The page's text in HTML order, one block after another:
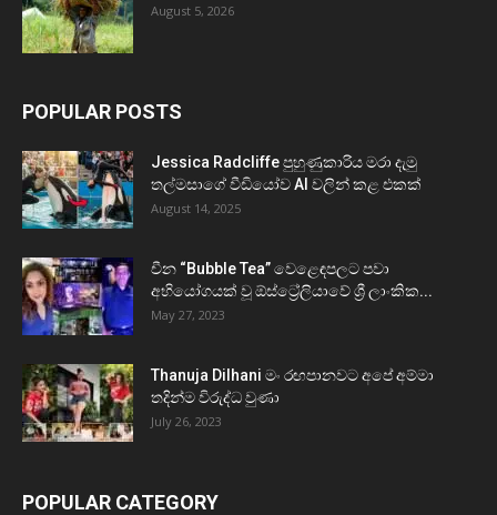
August 5, 2026
POPULAR POSTS
Jessica Radcliffe පුහුණුකාරිය මරා දැමු
තල්මසාගේ වීඩියෝව AI වලින් කළ එකක්
August 14, 2025
චීන “Bubble Tea” වෙළෙඳපලට පවා
අභියෝගයක් වූ ඕස්ට්‍රේලියාවේ ශ්‍රී ලාංකික...
May 27, 2023
Thanuja Dilhani මං රඟපානවට අපේ අම්මා
තදින්ම විරුද්ධ වුණා
July 26, 2023
POPULAR CATEGORY